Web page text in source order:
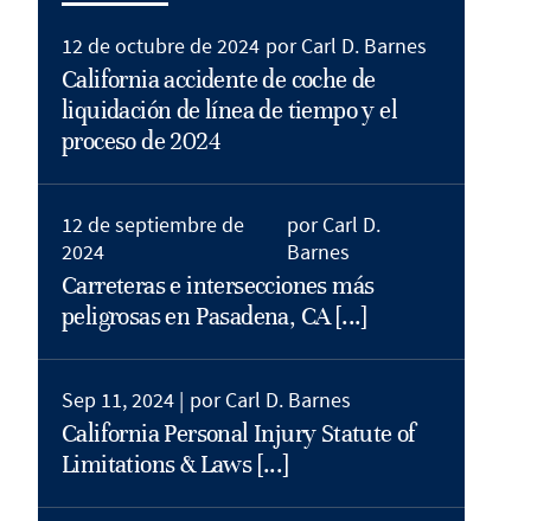
12 de octubre de 2024 por Carl D. Barnes
California accidente de coche de
liquidación de línea de tiempo y el
proceso de 2024
12 de septiembre de
2024
por Carl D.
Barnes
Carreteras e intersecciones más
peligrosas en Pasadena, CA [...]
Sep 11, 2024 | por Carl D. Barnes
California Personal Injury Statute of
Limitations & Laws [...]